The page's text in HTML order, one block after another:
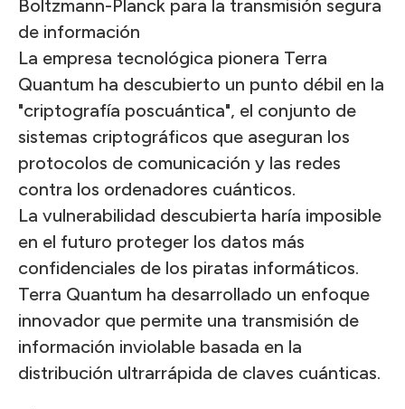
Boltzmann-Planck para la transmisión segura
de información
La empresa tecnológica pionera Terra
Quantum ha descubierto un punto débil en la
"criptografía poscuántica", el conjunto de
sistemas criptográficos que aseguran los
protocolos de comunicación y las redes
contra los ordenadores cuánticos.
La vulnerabilidad descubierta haría imposible
en el futuro proteger los datos más
confidenciales de los piratas informáticos.
Terra Quantum ha desarrollado un enfoque
innovador que permite una transmisión de
información inviolable basada en la
distribución ultrarrápida de claves cuánticas.